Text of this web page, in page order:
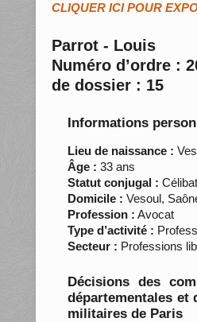
CLIQUER ICI POUR
Parrot - Louis
Numéro d’ordre :
de dossier : 15
Informations
Lieu de naissance :
Âge : 33 ans
Statut conjugal :
Domicile : Vesoul,
Profession : Avocat
Type d’activité :
Secteur : Professions
Décisions des
départementales et
militaires de Paris